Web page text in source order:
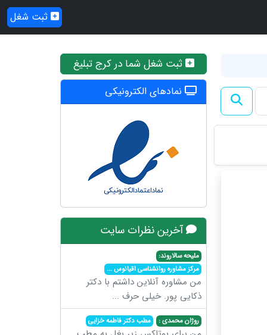
ثبت شغل
ثبت شغل شما در کرج تبلیغ
نمادهای الکترونیکی
آخرین نظرات سایت
ملیحه سالاروند:
مرکز مشاوره روانشناسی اقیانوس...
من مشاوره آنلاین داشتم با دکتر
ذکایی پور. خیلی حرف ...
روژان محمدی : مطب دکتر فاطمه خزایی